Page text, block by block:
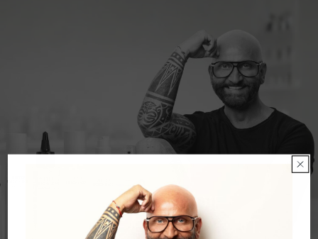
GIB DEINEM HAAR DIE
PFLEGE, DIE ES VERDIENT.